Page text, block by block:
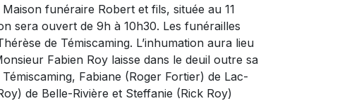
funéraire Robert et fils, située au 11
sera ouvert de 9h à 10h30. Les funérailles
de Témiscaming. L’inhumation aura lieu
Fabien Roy laisse dans le deuil outre sa
Fabiane (Roger Fortier) de Lac-
de Belle-Rivière et Steffanie (Rick Roy)